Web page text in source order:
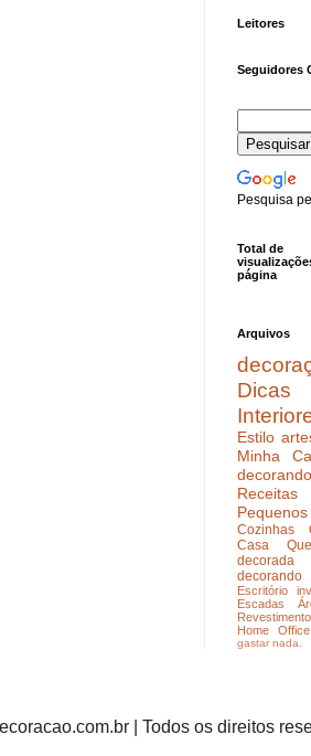
Leitores
Seguidores
Pesquisa
Total de
página
Arquivos
Dicas
Estilo
Minha
Receitas
Cozinhas
Casa
decorada
Escritório
Escadas
Revestimento
Home Office
gastar nada.
| Todos os direitos